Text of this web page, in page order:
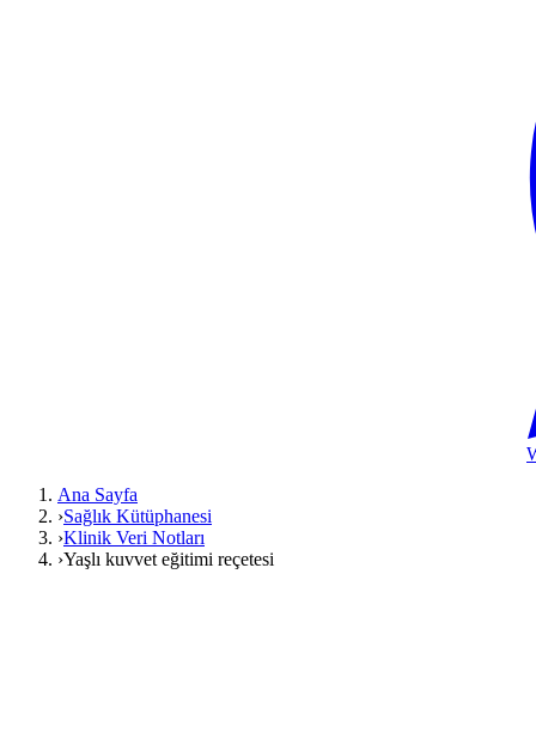
Ana Sayfa
›Sağlık Kütüphanesi
›Klinik Veri Notları
›Yaşlı kuvvet eğitimi reçetesi